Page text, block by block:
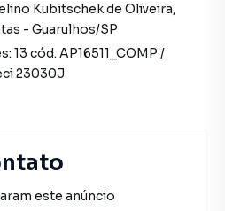
Kubitschek de Oliveira,
- Guarulhos/SP
13 cód. AP16511_COMP /
23030J
este anúncio